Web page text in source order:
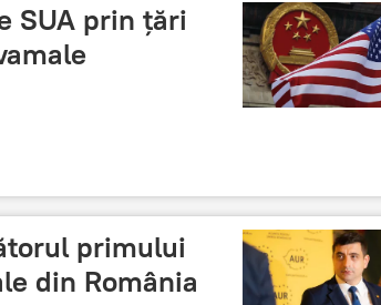
SUA prin țări
primului
din România